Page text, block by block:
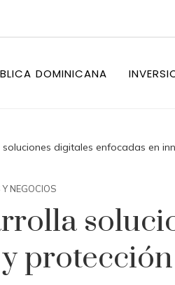
DOMINICANA
digitales enfocadas en
NEGOCIOS